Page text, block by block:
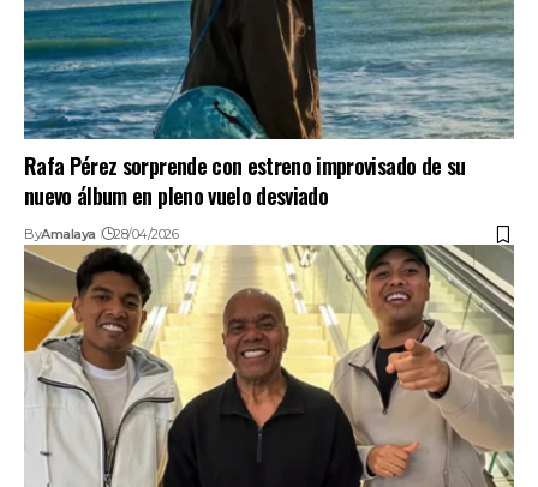
Rafa Pérez sorprende con estreno improvisado de su
nuevo álbum en pleno vuelo desviado
ByAmalaya 28/04/2026